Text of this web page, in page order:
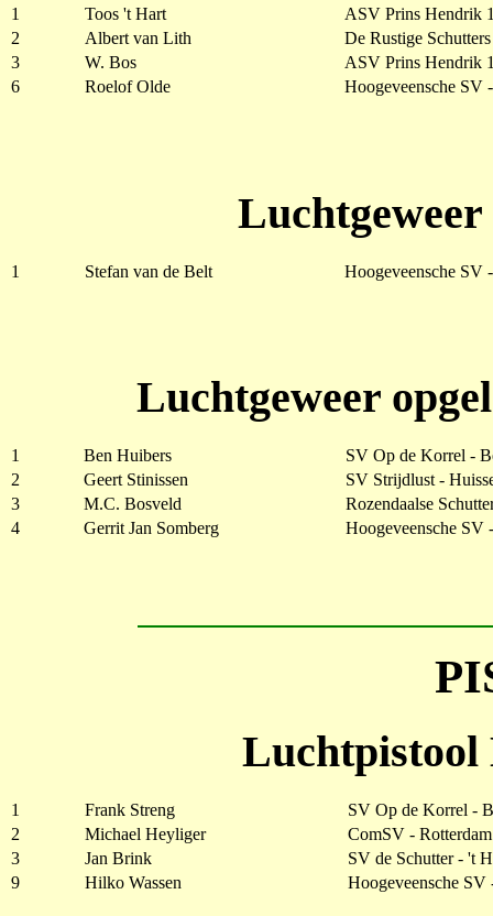
1 Toos 't Hart
ASV Prins Hendrik
2
Albert van Lith
De Rustige
3
W. Bos
ASV Prins Hendrik
6
Roelof Olde Hoogeveensche SV
1 Stefan van de Belt Hoogeveensche SV
Luchtgeweer
1 Ben Huibers
SV Op de Korrel -
2
Geert Stinissen
SV Strijdlust -
3
M.C. Bosveld
Rozendaalse
4
Gerrit Jan Somberg Hoogeveensche SV
Luchtpistool
1 Frank Streng
SV Op de Korrel -
2
Michael Heyliger
ComSV - Rotterdam
3
Jan Brink
SV de Schutter - 't
9
Hilko Wassen Hoogeveensche SV